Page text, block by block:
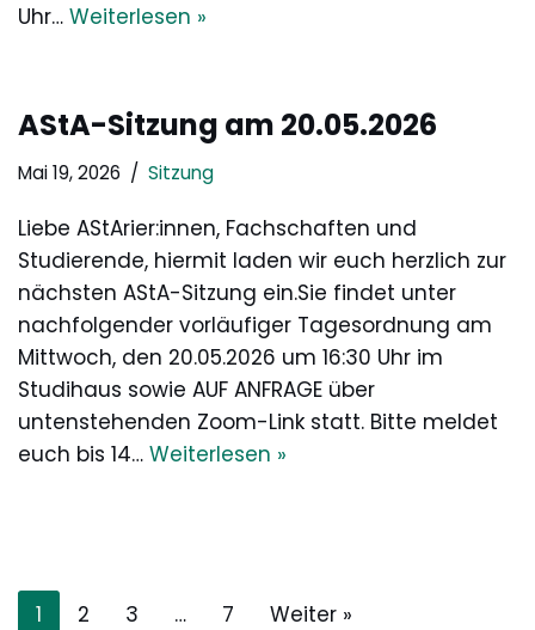
Uhr… Weiterlesen »
AStA-Sitzung am 20.05.2026
Mai 19, 2026 Sitzung
Liebe AStArier:innen, Fachschaften und
Studierende, hiermit laden wir euch herzlich zur
nächsten AStA-Sitzung ein.Sie findet unter
nachfolgender vorläufiger Tagesordnung am
Mittwoch, den 20.05.2026 um 16:30 Uhr im
Studihaus sowie AUF ANFRAGE über
untenstehenden Zoom-Link statt. Bitte meldet
euch bis 14… Weiterlesen »
1 2 3 … 7 Weiter »